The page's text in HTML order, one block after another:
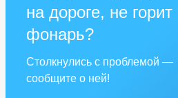
на дороге, не горит
фонарь?
Столкнулись с проблемой —
сообщите о ней!